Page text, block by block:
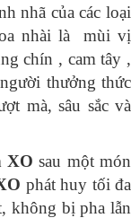
nhã của các loại
nhài là mùi vị
chín , cam tây ,
thưởng thức
mà, sâu sắc và
XO sau một món
phát huy tối đa
không bị pha lẫn